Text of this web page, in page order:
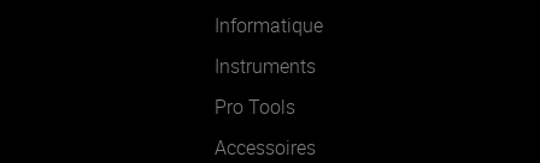
Informatique
Instruments
Pro Tools
Accessoires